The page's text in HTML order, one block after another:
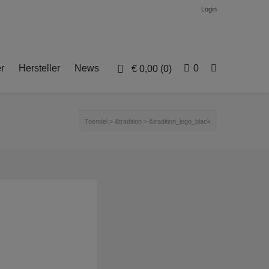
Login
€ 0,00 (0) 0
Hersteller News
Toendel > &tradition > &tradition_logo_black